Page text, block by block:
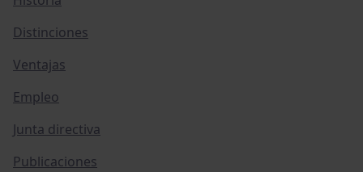
Distinciones
Ventajas
Empleo
Junta directiva
Publicaciones